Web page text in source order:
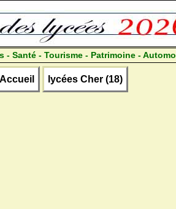
- Santé - Tourisme - Patrimoine -
Accueil lycées Cher (18)